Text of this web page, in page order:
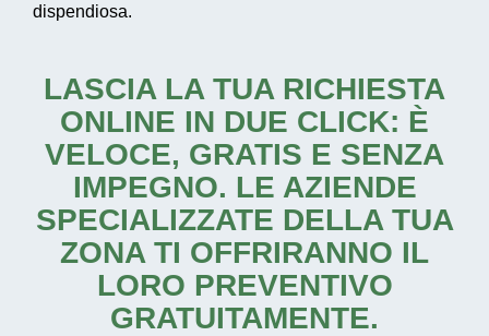
dispendiosa.
LASCIA LA TUA RICHIESTA
ONLINE IN DUE CLICK: È
VELOCE, GRATIS E SENZA
IMPEGNO. LE AZIENDE
SPECIALIZZATE DELLA TUA
ZONA TI OFFRIRANNO IL
LORO PREVENTIVO
GRATUITAMENTE.